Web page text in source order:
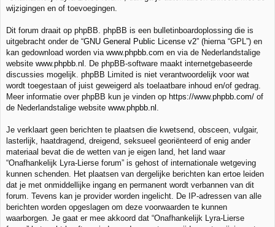
wijzigingen en of toevoegingen.
Dit forum draait op phpBB. phpBB is een bulletinboardoplossing die is
uitgebracht onder de “GNU General Public License v2” (hierna “GPL”) en
kan gedownload worden via www.phpbb.com en via de Nederlandstalige
website www.phpbb.nl . De phpBB-software maakt internetgebaseerde
discussies mogelijk. phpBB Limited is niet verantwoordelijk voor wat
wordt toegestaan of juist geweigerd als toelaatbare inhoud en/of gedrag.
Meer informatie over phpBB kun je vinden op https://www.phpbb.com/ of
de Nederlandstalige website www.phpbb.nl
Je verklaart geen berichten te plaatsen die kwetsend, obsceen, vulgair,
lasterlijk, haatdragend, dreigend, seksueel georiënteerd of enig ander
materiaal bevat die de wetten van je eigen land, het land waar
“Onafhankelijk Lyra-Lierse forum” is gehost of internationale wetgeving
kunnen schenden. Het plaatsen van dergelijke berichten kan ertoe leiden
dat je met onmiddellijke ingang en permanent wordt verbannen van dit
forum. Tevens kan je provider worden ingelicht. De IP-adressen van alle
berichten worden opgeslagen om deze voorwaarden te kunnen
waarborgen. Je gaat er mee akkoord dat “Onafhankelijk Lyra-Lierse